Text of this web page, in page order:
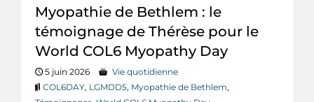
Myopathie de Bethlem : le
témoignage de Thérèse pour le
World COL6 Myopathy Day
5 juin 2026
Vie quotidienne
COL6DAY, LGMDD5, Myopathie de Bethlem,